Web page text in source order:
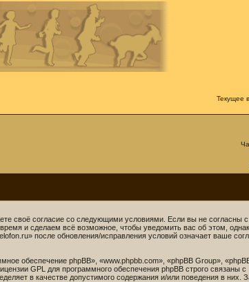
Текущее
своё согласие со следующими условиями. Если вы не согласны с
и сделаем всё возможное, чтобы уведомить вас об этом,
после обновления/исправления условий означает ваше
обеспечение phpBB», «www.phpbb.com», «phpBB Group»,
GPL для программного обеспечения phpBB строго связаны с
в качестве допустимого содержания и/или поведения в них.